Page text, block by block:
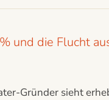
und die Flucht
Gründer sieht